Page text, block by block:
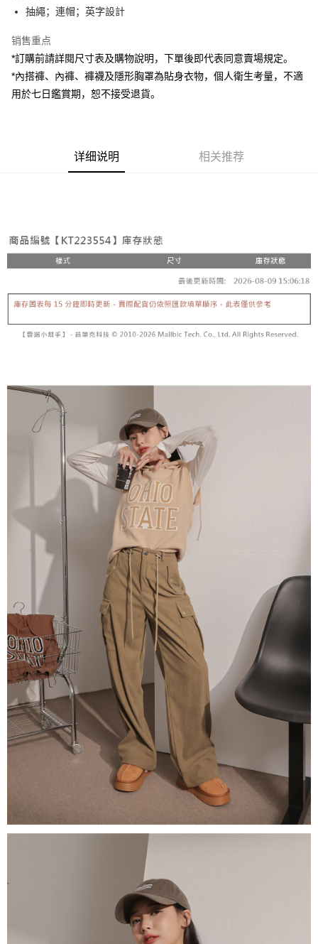
Apple Pay
街口支付
Google Pay
大哥付你分期
2. 付款方式选择 “大哥付你分期”，订单成立后会自动跳转到大哥付的交易流
程，验证手机门号后，选择欲分期的期数、缴款截止日，确认付款后即完成
容。
【缴款方式说明】
1. 分期款项不并入电信账单，“大哥付你分期”于每月结算日后寄送缴费提醒
2. 通过短信链接打开账单后，可选择 “超商条码／台湾大直营门市／银行转
账／街口支付／iPASS MONEY”等通路缴费。
【注意事项】
1. 本服务系由 “台湾大哥大股份有限公司”所提供，让用户于交易时，得通过
料（包含姓名、电话或地址）提供予台湾大哥大进项收集、处理及利用，由
台湾大哥大与本人进行分期账单所需资料之确认、核对及更正。
3. 完整用户服务条款，请详阅以下链接：
一、關於 AFTEE先享後付
AFTEE APP推播通知。
5. 收到商品當下無需繳費，確認無誤後，請再利用繳費通知簡訊或AFTEE
APP於四大便利商店‧ATM/網銀等方式進行付款。
請留意繳費期限為 14 天。唯有下載 AFTEE App 成為 AFTEE 會員者方能享
有最長 45 天內付款之服務。
繳費期限，為商家向您請款的時間，再加上使用AFTEE可延長的天數所計算
二、付款限制
1. 初次使用 AFTEE 時，將依認證結果及本公司審查結果，核予每個人不同
之上限額度
2. 結帳金額須大於NT$30
3. 目前僅支援台灣會員
三、聲明條款
「AFTEE先享後付」(下稱本服務)乃由恩沛科技股份有限公司(下稱 AFTEE )
所提供，並由 AFTEE 向您收取款項。因使用本服務所須提供之個人資料(包
含但不限於訂購人姓名、電話，收件人姓名、電話、收件地址)，將交付予
AFTEE 於本服務必要服務範圍內運用。關於 AFTEE 對於個人資料之蒐集、
處理、利用，詳參 AFTEE 官網之『個人資料蒐集、處理及利用告知聲明』
https://aftee.tw/privacypolicy/）。
若款項超過繳費期限，將根據當次的金額加收年利率 16% 的逾期滯納金。
未成年的使用者，請事先徵得法定代理人或監護人之同意方可使用
若您對於個人資料之處理、利用有任何疑問，或欲行使相關法律權利，請聯
繫恩沛科技股份有限公司。若您不同意我們將上開所示之個人資料，連同必
要之購買訂單資訊提供予 AFTEE ，或讓 AFTEE 蒐集處理利用您的個人資
料，請勿選用本服務。
全家取貨付款
每笔NT$60，满NT$1,800(含以上)免运费
每笔NT$60，满NT$1,600(含以上)免运费
已關閉，請勿下單
每笔NT$10,000
7-11取貨付款
每笔NT$60，满NT$1,800(含以上)免运费
付款後7-11取貨
每笔NT$60，满NT$1,600(含以上)免运费
宅配
每笔NT$100，满NT$2,500(含以上)免运费
國家/地區配送
抽繩；連帽；英字設計
销售重点
*訂購前請詳閱尺寸表及購物說明，下單後即代表同意賣場規定。
*內搭褲、內褲、褲襪及隱形胸罩為貼身衣物，個人衛生考量，不適
用於七日鑑賞期，恕不接受退貨。
详细说明 相关推荐